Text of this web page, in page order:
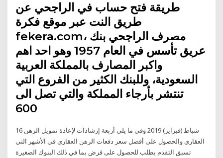
طريقة فتح حساب في الراجحي عن
طريق النت عبر موقع فكرة
fekera.com، مصرف الراجحي بنك
عريق تأسس في العام 1957 وهو احد اهم
واكبر المصارف بالمملكة العربية
السعودية، وللبنك الكثير من الفروع التي
تنتشر بأرجاء المملكة والتي تصل الى
600
16 شباط (فبراير) 2019 وفي ما يلي أربعة إرشادات لإعادة تمويل الرهن
العقاري والحصول على أفضل سعر دفعات الرهن العقاري في الأشهر التي
تسبق التقدم بطلب للحصول على قرض بما في ذلك البنوك الصغيرة